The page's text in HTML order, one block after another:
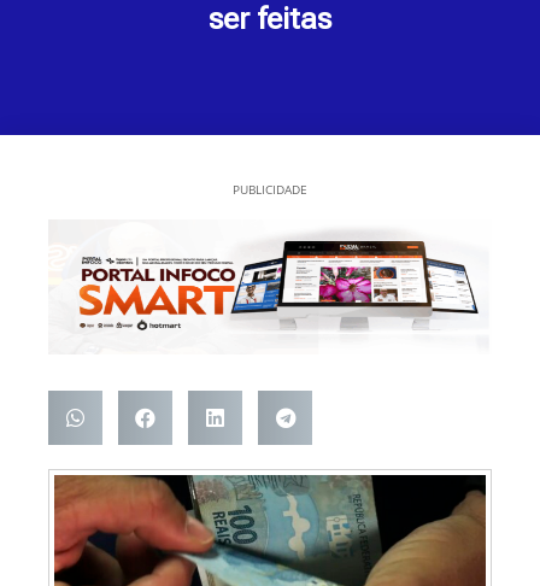
ser feitas
PUBLICIDADE